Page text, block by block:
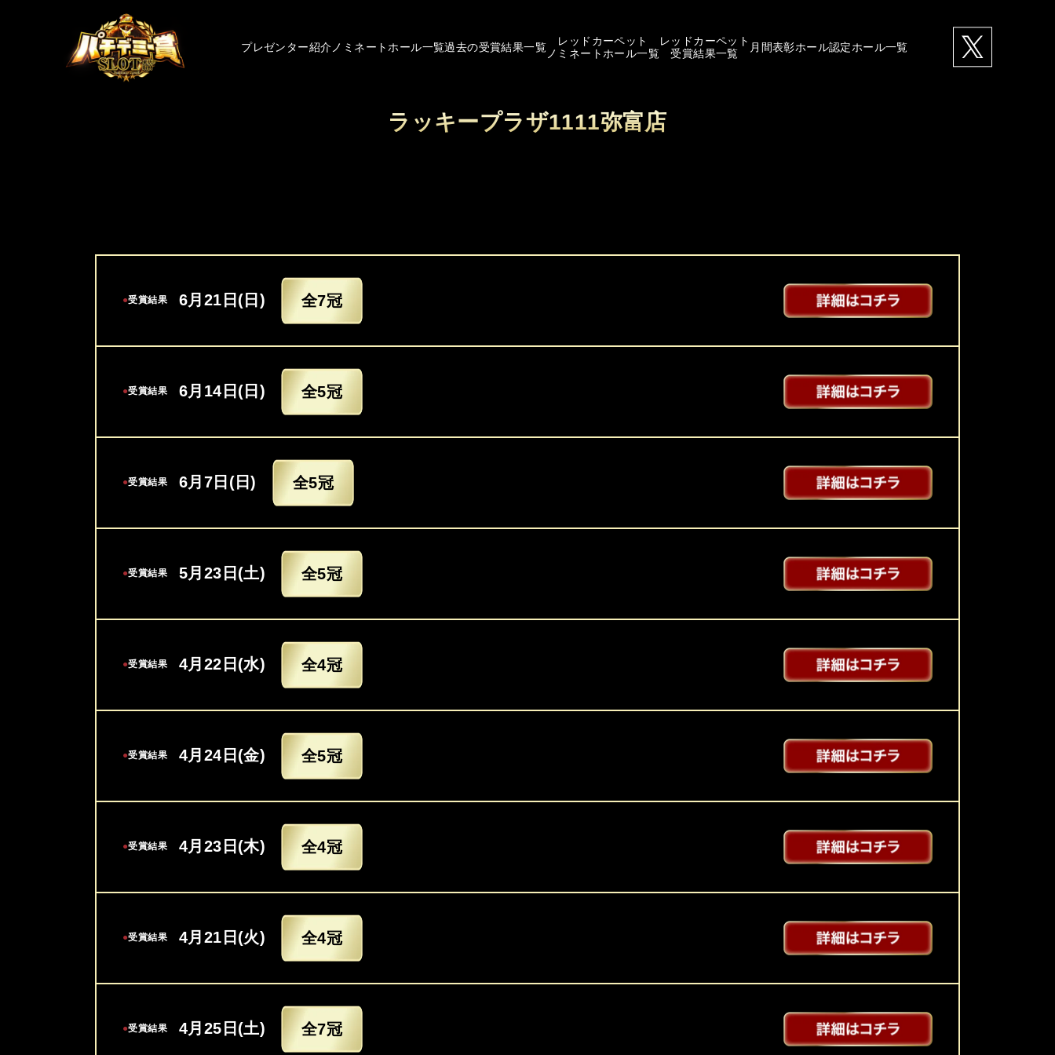
プレゼンター紹介 ノミネートホール一覧過去の受賞結果一覧
レッドカーペット
ノミネートホール一覧
レッドカーペット
受賞結果一覧
月間表彰ホール認定ホール一覧
ラッキープラザ1111弥富店
●受賞結果 6月21日(日) 全7冠
●受賞結果 6月14日(日) 全5冠
●受賞結果 6月7日(日) 全5冠
●受賞結果 5月23日(土) 全5冠
●受賞結果 4月22日(水) 全4冠
●受賞結果 4月24日(金) 全5冠
●受賞結果 4月23日(木) 全4冠
●受賞結果 4月21日(火) 全4冠
●受賞結果 4月25日(土) 全7冠